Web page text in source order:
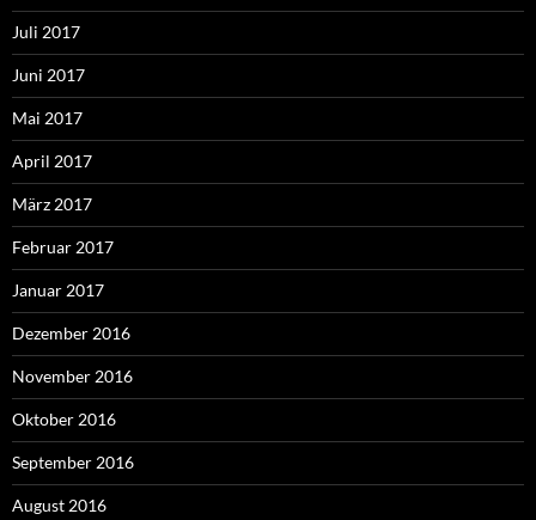
Juli 2017
Juni 2017
Mai 2017
April 2017
März 2017
Februar 2017
Januar 2017
Dezember 2016
November 2016
Oktober 2016
September 2016
August 2016